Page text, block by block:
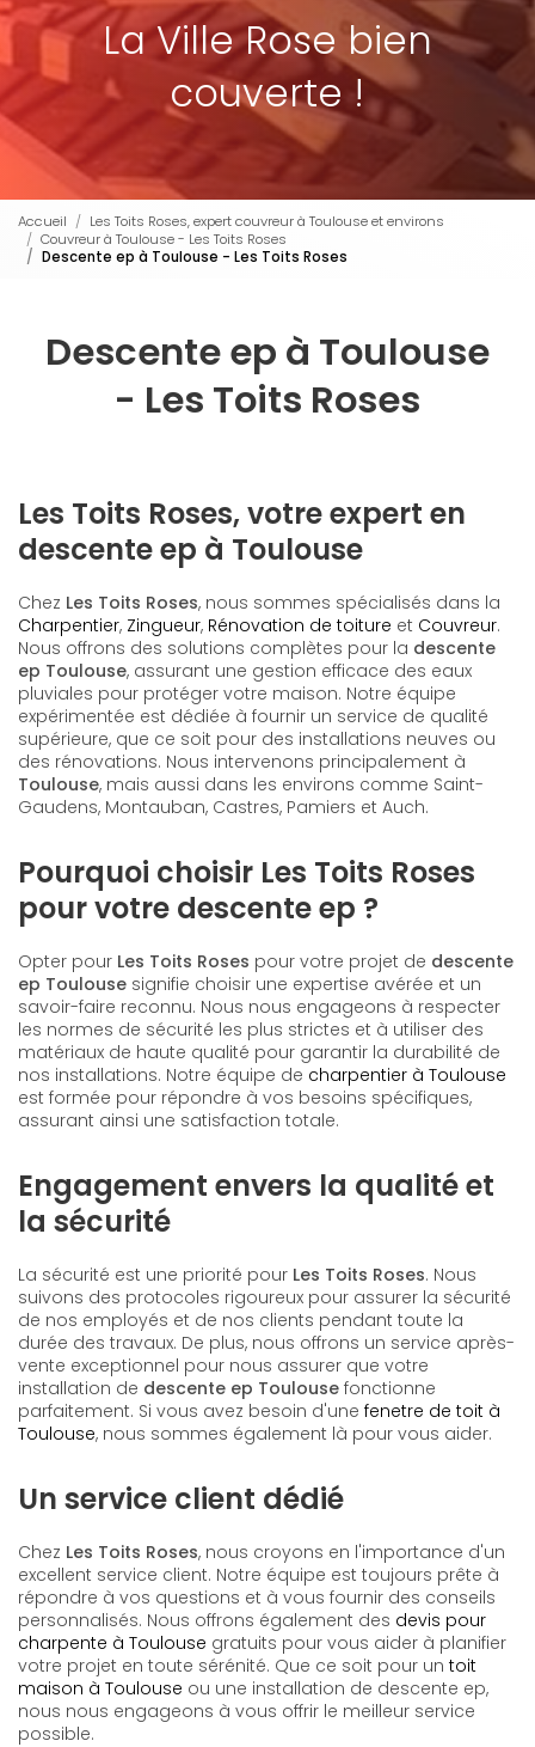
La Ville Rose bien
couverte !
Accueil
Les Toits Roses, expert couvreur à Toulouse et environs
Couvreur à Toulouse - Les Toits Roses
Descente ep à Toulouse - Les Toits Roses
Descente ep à Toulouse
- Les Toits Roses
Les Toits Roses, votre expert en
descente ep à Toulouse
Chez Les Toits Roses, nous sommes spécialisés dans la
Charpentier, Zingueur, Rénovation de toiture et Couvreur.
Nous offrons des solutions complètes pour la descente
ep Toulouse, assurant une gestion efficace des eaux
pluviales pour protéger votre maison. Notre équipe
expérimentée est dédiée à fournir un service de qualité
supérieure, que ce soit pour des installations neuves ou
des rénovations. Nous intervenons principalement à
Toulouse, mais aussi dans les environs comme Saint-
Gaudens, Montauban, Castres, Pamiers et Auch.
Pourquoi choisir Les Toits Roses
pour votre descente ep ?
Opter pour Les Toits Roses pour votre projet de descente
ep Toulouse signifie choisir une expertise avérée et un
savoir-faire reconnu. Nous nous engageons à respecter
les normes de sécurité les plus strictes et à utiliser des
matériaux de haute qualité pour garantir la durabilité de
nos installations. Notre équipe de charpentier à Toulouse
est formée pour répondre à vos besoins spécifiques,
assurant ainsi une satisfaction totale.
Engagement envers la qualité et
la sécurité
La sécurité est une priorité pour Les Toits Roses. Nous
suivons des protocoles rigoureux pour assurer la sécurité
de nos employés et de nos clients pendant toute la
durée des travaux. De plus, nous offrons un service après-
vente exceptionnel pour nous assurer que votre
installation de descente ep Toulouse fonctionne
parfaitement. Si vous avez besoin d'une fenetre de toit à
Toulouse, nous sommes également là pour vous aider.
Un service client dédié
Chez Les Toits Roses, nous croyons en l'importance d'un
excellent service client. Notre équipe est toujours prête à
répondre à vos questions et à vous fournir des conseils
personnalisés. Nous offrons également des devis pour
charpente à Toulouse gratuits pour vous aider à planifier
votre projet en toute sérénité. Que ce soit pour un toit
maison à Toulouse ou une installation de descente ep,
nous nous engageons à vous offrir le meilleur service
possible.